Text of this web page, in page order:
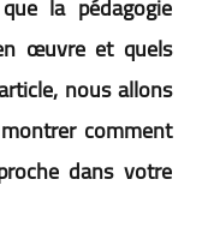
œuvre et quels
nous allons
comment
dans votre